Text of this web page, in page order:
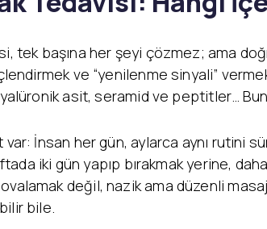
tek başına her şeyi çözmez; ama
ve “yenilenme sinyali”
asit, seramid ve peptitler…
İnsan her gün, aylarca aynı rutini
iki gün yapıp bırakmak yerine,
değil, nazik ama düzenli
bile.